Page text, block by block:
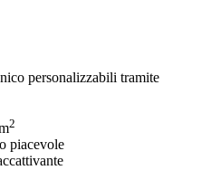
personalizzabili tramite
2
piacevole